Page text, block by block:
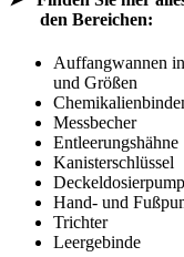
den Bereichen:
Auffangwannen
und Größen
Messbecher
Entleerungshähne
Kanisterschlüssel
Hand- und
Trichter
Leergebinde